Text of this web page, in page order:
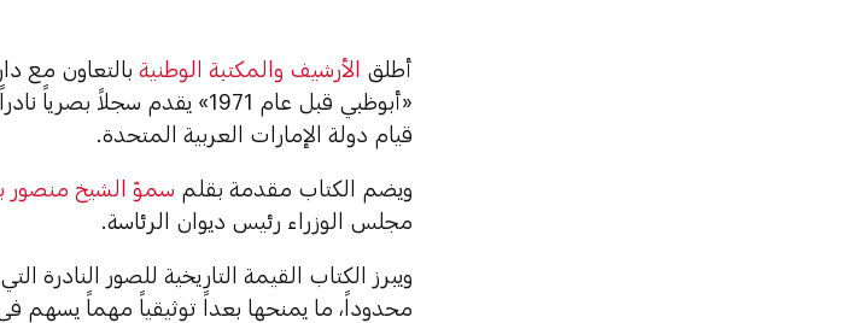
أطلق الأرشيف والمكتبة الوطنية بالتعاون مع
«أبوظبي قبل عام 1971»
قيام دولة الإمارات العربية المتحدة.
ويضم الكتاب مقدمة بقلم سموّ الشيخ منصور
مجلس الوزراء رئيس ديوان الرئاسة.
ويبرز الكتاب القيمة التاريخية للصور النادرة
محدوداً، ما يمنحها بعداً توثيقياً مهماً يسهم في